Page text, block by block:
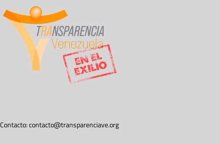
Contacto:contacto@transparenciave.org